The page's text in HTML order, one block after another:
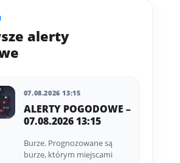
alerty
07.08.2026 13:15
ALERTY POGODOWE –
07.08.2026 13:15
Burze. Prognozowane są
burze, którym miejscami